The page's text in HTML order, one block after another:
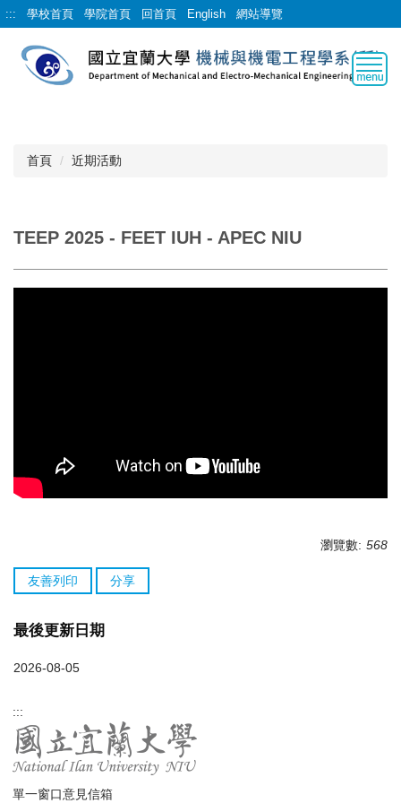
跳
到
::: 學校首頁 學院首頁 回首頁 English 網站導覽
首頁 近期活動
TEEP 2025 - FEET IUH - APEC NIU
瀏覽數: 568
友善列印 分享
最後更新日期
2026-08-05
:::
單一窗口意見信箱